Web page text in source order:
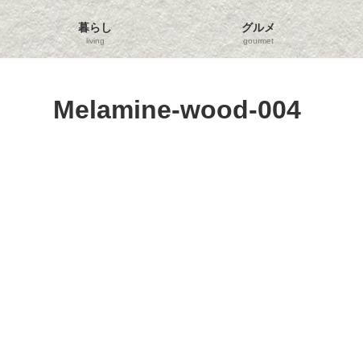
暮らし
living
グルメ
gourmet
Melamine-wood-004